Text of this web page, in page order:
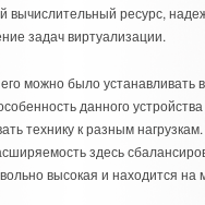
вычислительный ресурс,
задач виртуализации.
можно было устанавливать
данного
технику к разным
здесь
высокая и находится на